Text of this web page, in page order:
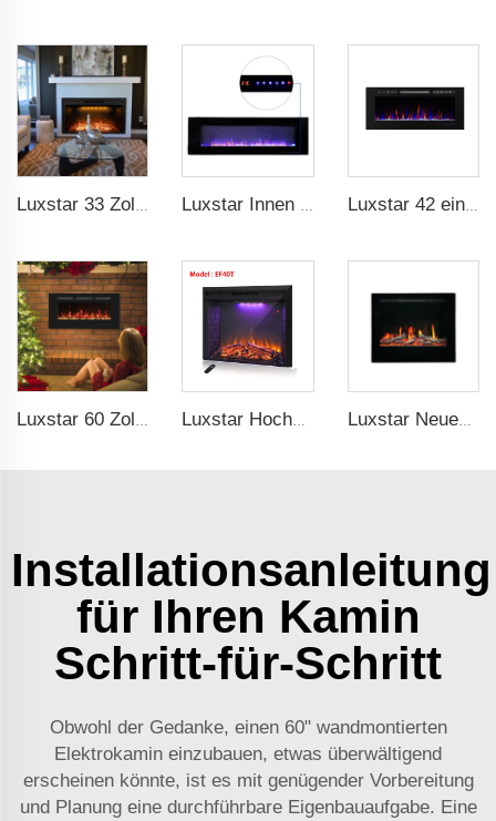
Luxstar 42 eingebaubar moderner elektrischer Kunstkamin Leistung einstellbar Teile Verkauf Farbe einfach per Fernbedienung zu reinigen sicher Herkunft Typ
Luxstar 60 Zoll Einbauwandmontiertes Dekoratives Großhandels-LED-Elektrischer Kaminheizer mit echten Kristall-Holzscheiten Luxstar Hochwertige LED-Elektrische Kaminschacht-Einbauten, 40 Zoll Haushaltskaminheizer mit Klang und Heizer für Innenräume. Luxstar Neues Modell Kamin ZEF48V Beliebt im Verkauf Inneneinrichtung Bildschirm Elektrischer Kamin-Einbau LED-Licht Real-Flammen-Effekt-Bildschirm
Installationsanleitung
für Ihren Kamin
Schritt-für-Schritt
Obwohl der Gedanke, einen 60" wandmontierten
Elektrokamin einzubauen, etwas überwältigend
erscheinen könnte, ist es mit genügender Vorbereitung
und Planung eine durchführbare Eigenbauaufgabe. Eine